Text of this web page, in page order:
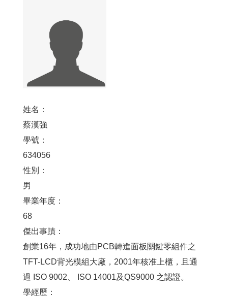
姓名：
蔡漢強
學號：
634056
性別：
男
畢業年度：
68
傑出事蹟：
創業16年，成功地由PCB轉進面板關鍵零組件之
TFT-LCD背光模組大廠，2001年核准上櫃，且通
過 ISO 9002、 ISO 14001及QS9000 之認證。
學經歷：